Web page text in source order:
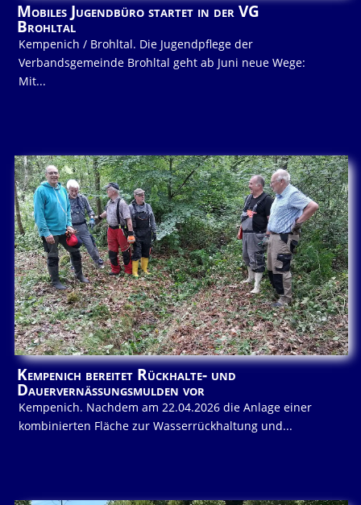
Mobiles Jugendbüro startet in der VG
Brohltal
Kempenich / Brohltal. Die Jugendpflege der
Verbandsgemeinde Brohltal geht ab Juni neue Wege:
Mit...
Kempenich bereitet Rückhalte- und
Dauervernässungsmulden vor
Kempenich. Nachdem am 22.04.2026 die Anlage einer
kombinierten Fläche zur Wasserrückhaltung und...